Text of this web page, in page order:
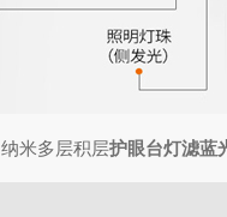
纳米多层积层护眼台灯滤蓝